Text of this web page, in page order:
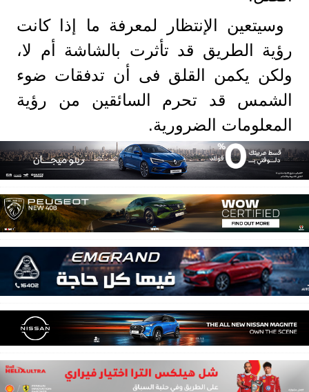
وسيتعين الإنتظار لمعرفة ما إذا كانت
رؤية الطريق قد تأثرت بالشاشة أم لا،
ولكن يكمن القلق فى أن تدفقات ضوء
الشمس قد تحرم السائقين من رؤية
المعلومات الضرورية.